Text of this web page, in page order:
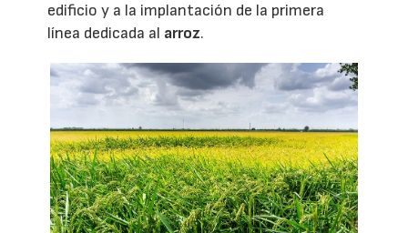
edificio y a la implantación de la primera
línea dedicada al arroz.